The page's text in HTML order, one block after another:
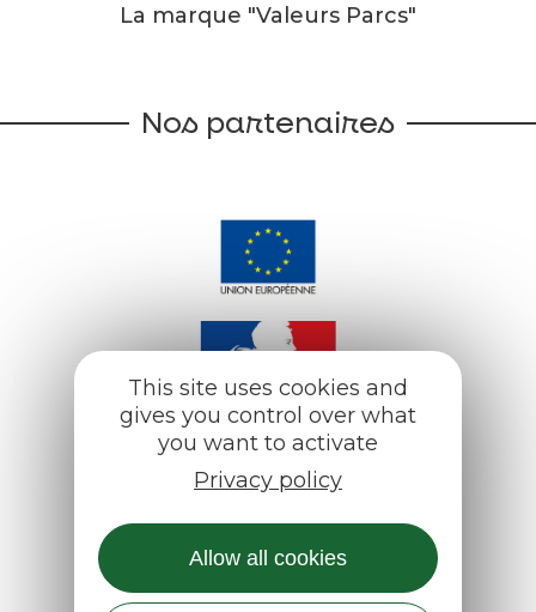
La marque "Valeurs Parcs"
Nos partenaires
This site uses cookies and
gives you control over what
you want to activate
Privacy policy
Allow all cookies